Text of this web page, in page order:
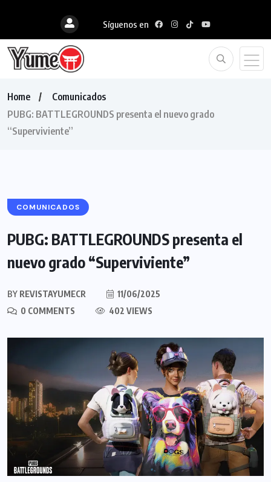
Síguenos en
Home
Comunicados
PUBG: BATTLEGROUNDS presenta el nuevo grado
“Superviviente”
COMUNICADOS
PUBG: BATTLEGROUNDS presenta el
nuevo grado “Superviviente”
BY REVISTAYUMECR
11/06/2025
0 COMMENTS
402 VIEWS